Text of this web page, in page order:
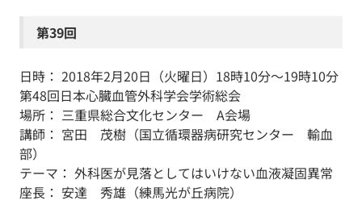
第39回
日時： 2018年2月20日（火曜日）18時10分～19時10分
第48回日本心臓血管外科学会学術総会
場所： 三重県総合文化センター A会場
講師： 宮田 茂樹（国立循環器病研究センター 輸血
部）
テーマ： 外科医が見落としてはいけない血液凝固異常
座長： 安達 秀雄（練馬光が丘病院）